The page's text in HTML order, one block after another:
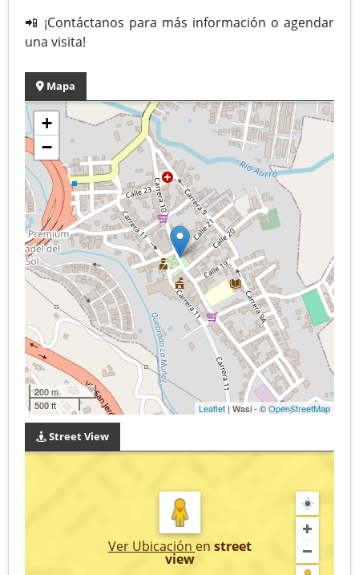
📲 ¡Contáctanos para más información o agendar
una visita!
Mapa
+
−
200 m
500 ft
Leaflet | Wasi - ©OpenStreetMap
Street View
Ver Ubicación en street
view